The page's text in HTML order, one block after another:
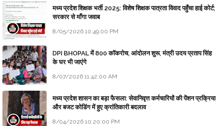
मध्य प्रदेश शिक्षक भर्ती 2025: विशेष शिक्षक पात्रता विवाद पहुँचा हाई कोर्ट;
सरकार से माँगा जवाब
8/05/2026 10:49:00 PM
DPI BHOPAL में 800 कॉकरोच, आंदोलन शुरू, मंत्री उदय प्रताप सिंह
के घर भी जाएंगे
8/07/2026 11:42:00 AM
मध्य प्रदेश शासन का बड़ा फैसला: सेवानिवृत्त कर्मचारियों की पेंशन प्रक्रिया
और बजट कोडिंग में हुए क्रांतिकारी बदलाव
8/04/2026 10:20:00 PM